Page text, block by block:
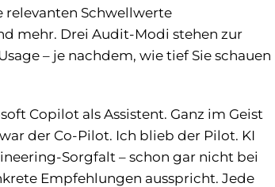
relevanten Schwellwerte
mehr. Drei Audit-Modi stehen zur
– je nachdem, wie tief Sie schauen
Copilot als Assistent. Ganz im Geist
der Co-Pilot. Ich blieb der Pilot. KI
Sorgfalt – schon gar nicht bei
Empfehlungen ausspricht. Jede